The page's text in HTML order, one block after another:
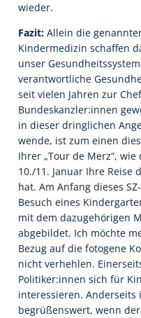
wieder.
Fazit: Allein die
Kindermedizin schaffen
unser
verantwortliche
seit vielen Jahren zur
Bundeskanzler:innen
in dieser dringlichen
wende, ist zum einen
Ihrer „Tour de Merz“,
10./11. Januar Ihre
hat. Am Anfang dieses
Besuch eines
mit dem dazugehörigen
abgebildet. Ich möchte
Bezug auf die fotogene
nicht verhehlen.
Politiker:innen sich für
interessieren. Anderseits
begrüßenswert, wenn